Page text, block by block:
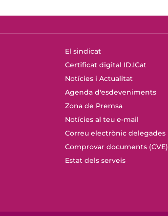
El sindicat
Certificat digital ID.ICat
Notícies i Actualitat
Agenda d'esdeveniments
Zona de Premsa
Notícies al teu e-mail
Correu electrònic delegades
Comprovar documents (CVE)
Estat dels serveis